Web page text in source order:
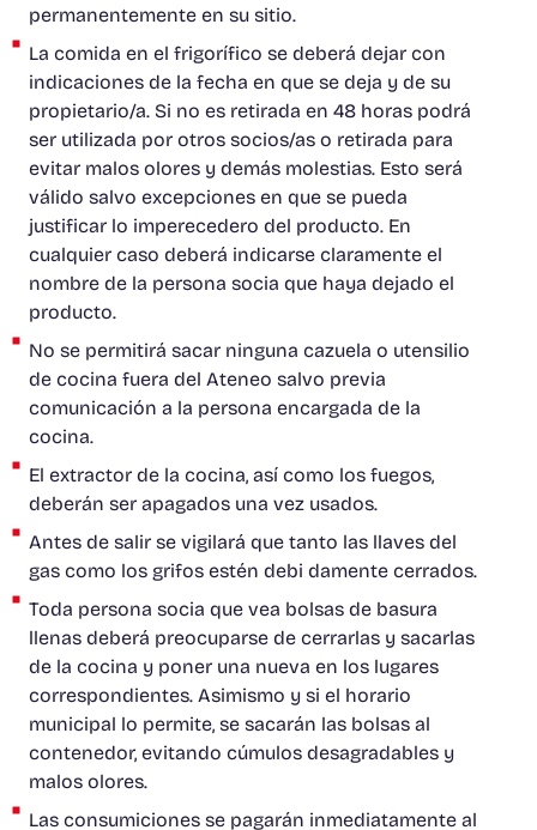
permanentemente en su sitio.
La comida en el frigorífico se deberá dejar con
indicaciones de la fecha en que se deja y de su
propietario/a. Si no es retirada en 48 horas podrá
ser utilizada por otros socios/as o retirada para
evitar malos olores y demás molestias. Esto será
válido salvo excepciones en que se pueda
justificar lo imperecedero del producto. En
cualquier caso deberá indicarse claramente el
nombre de la persona socia que haya dejado el
producto.
No se permitirá sacar ninguna cazuela o utensilio
de cocina fuera del Ateneo salvo previa
comunicación a la persona encargada de la
cocina.
El extractor de la cocina, así como los fuegos,
deberán ser apagados una vez usados.
Antes de salir se vigilará que tanto las llaves del
gas como los grifos estén debi damente cerrados.
Toda persona socia que vea bolsas de basura
llenas deberá preocuparse de cerrarlas y sacarlas
de la cocina y poner una nueva en los lugares
correspondientes. Asimismo y si el horario
municipal lo permite, se sacarán las bolsas al
contenedor, evitando cúmulos desagradables y
malos olores.
Las consumiciones se pagarán inmediatamente al